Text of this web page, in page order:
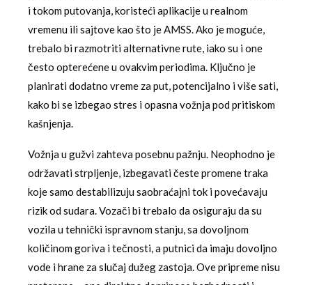
i tokom putovanja, koristeći aplikacije u realnom
vremenu ili sajtove kao što je AMSS. Ako je moguće,
trebalo bi razmotriti alternativne rute, iako su i one
često opterećene u ovakvim periodima. Ključno je
planirati dodatno vreme za put, potencijalno i više sati,
kako bi se izbegao stres i opasna vožnja pod pritiskom
kašnjenja.
Vožnja u gužvi zahteva posebnu pažnju. Neophodno je
održavati strpljenje, izbegavati česte promene traka
koje samo destabilizuju saobraćajni tok i povećavaju
rizik od sudara. Vozači bi trebalo da osiguraju da su
vozila u tehnički ispravnom stanju, sa dovoljnom
količinom goriva i tečnosti, a putnici da imaju dovoljno
vode i hrane za slučaj dužeg zastoja. Ove pripreme nisu